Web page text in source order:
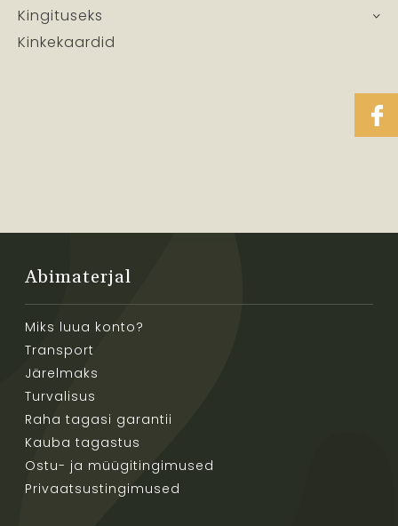
Kingituseks
Kinkekaardid
Abimaterjal
Miks luua konto?
Transport
Järelmaks
Turvalisus
Raha tagasi garantii
Kauba tagastus
Ostu- ja müügitingimused
Privaatsustingimused